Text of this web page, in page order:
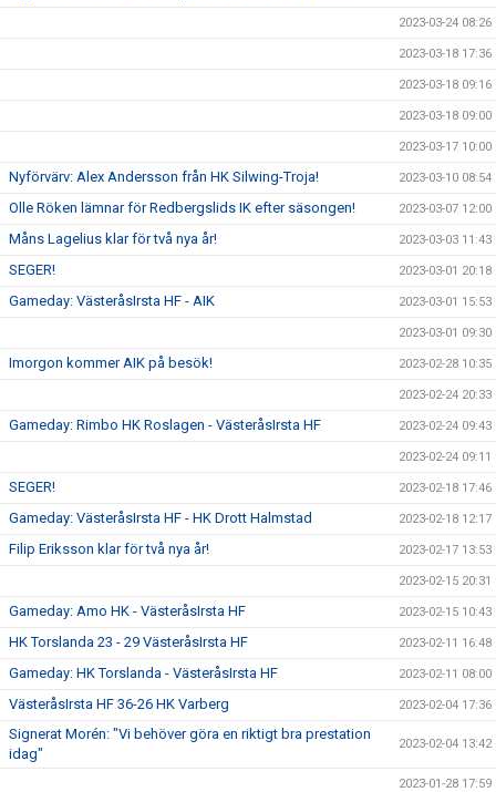
2023-03-24 08:26
2023-03-18 17:36
2023-03-18 09:16
2023-03-18 09:00
2023-03-17 10:00
Nyförvärv: Alex Andersson från HK Silwing-Troja! 2023-03-10 08:54
Olle Röken lämnar för Redbergslids IK efter säsongen! 2023-03-07 12:00
Måns Lagelius klar för två nya år! 2023-03-03 11:43
SEGER! 2023-03-01 20:18
Gameday: VästeråsIrsta HF - AIK 2023-03-01 15:53
2023-03-01 09:30
Imorgon kommer AIK på besök! 2023-02-28 10:35
2023-02-24 20:33
Gameday: Rimbo HK Roslagen - VästeråsIrsta HF 2023-02-24 09:43
2023-02-24 09:11
SEGER! 2023-02-18 17:46
Gameday: VästeråsIrsta HF - HK Drott Halmstad 2023-02-18 12:17
Filip Eriksson klar för två nya år! 2023-02-17 13:53
2023-02-15 20:31
Gameday: Amo HK - VästeråsIrsta HF 2023-02-15 10:43
HK Torslanda 23 - 29 VästeråsIrsta HF 2023-02-11 16:48
Gameday: HK Torslanda - VästeråsIrsta HF 2023-02-11 08:00
VästeråsIrsta HF 36-26 HK Varberg 2023-02-04 17:36
Signerat Morén: "Vi behöver göra en riktigt bra prestation
idag"
2023-02-04 13:42
2023-01-28 17:59